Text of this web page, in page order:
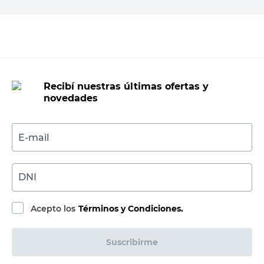
Recibí nuestras últimas ofertas y
novedades
E-mail
DNI
Acepto los Términos y Condiciones.
Suscribirme